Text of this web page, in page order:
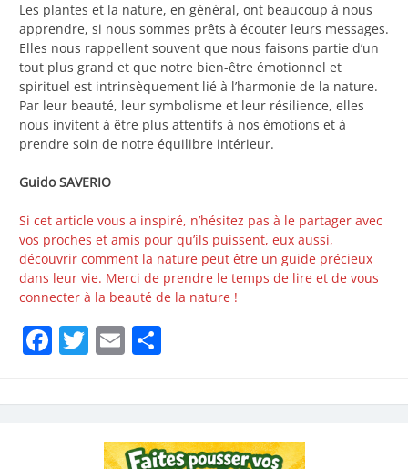
Les plantes et la nature, en général, ont beaucoup à nous
apprendre, si nous sommes prêts à écouter leurs messages.
Elles nous rappellent souvent que nous faisons partie d’un
tout plus grand et que notre bien-être émotionnel et
spirituel est intrinsèquement lié à l’harmonie de la nature.
Par leur beauté, leur symbolisme et leur résilience, elles
nous invitent à être plus attentifs à nos émotions et à
prendre soin de notre équilibre intérieur.
Guido SAVERIO
Si cet article vous a inspiré, n’hésitez pas à le partager avec
vos proches et amis pour qu’ils puissent, eux aussi,
découvrir comment la nature peut être un guide précieux
dans leur vie. Merci de prendre le temps de lire et de vous
connecter à la beauté de la nature !
Facebook
Twitter
Email